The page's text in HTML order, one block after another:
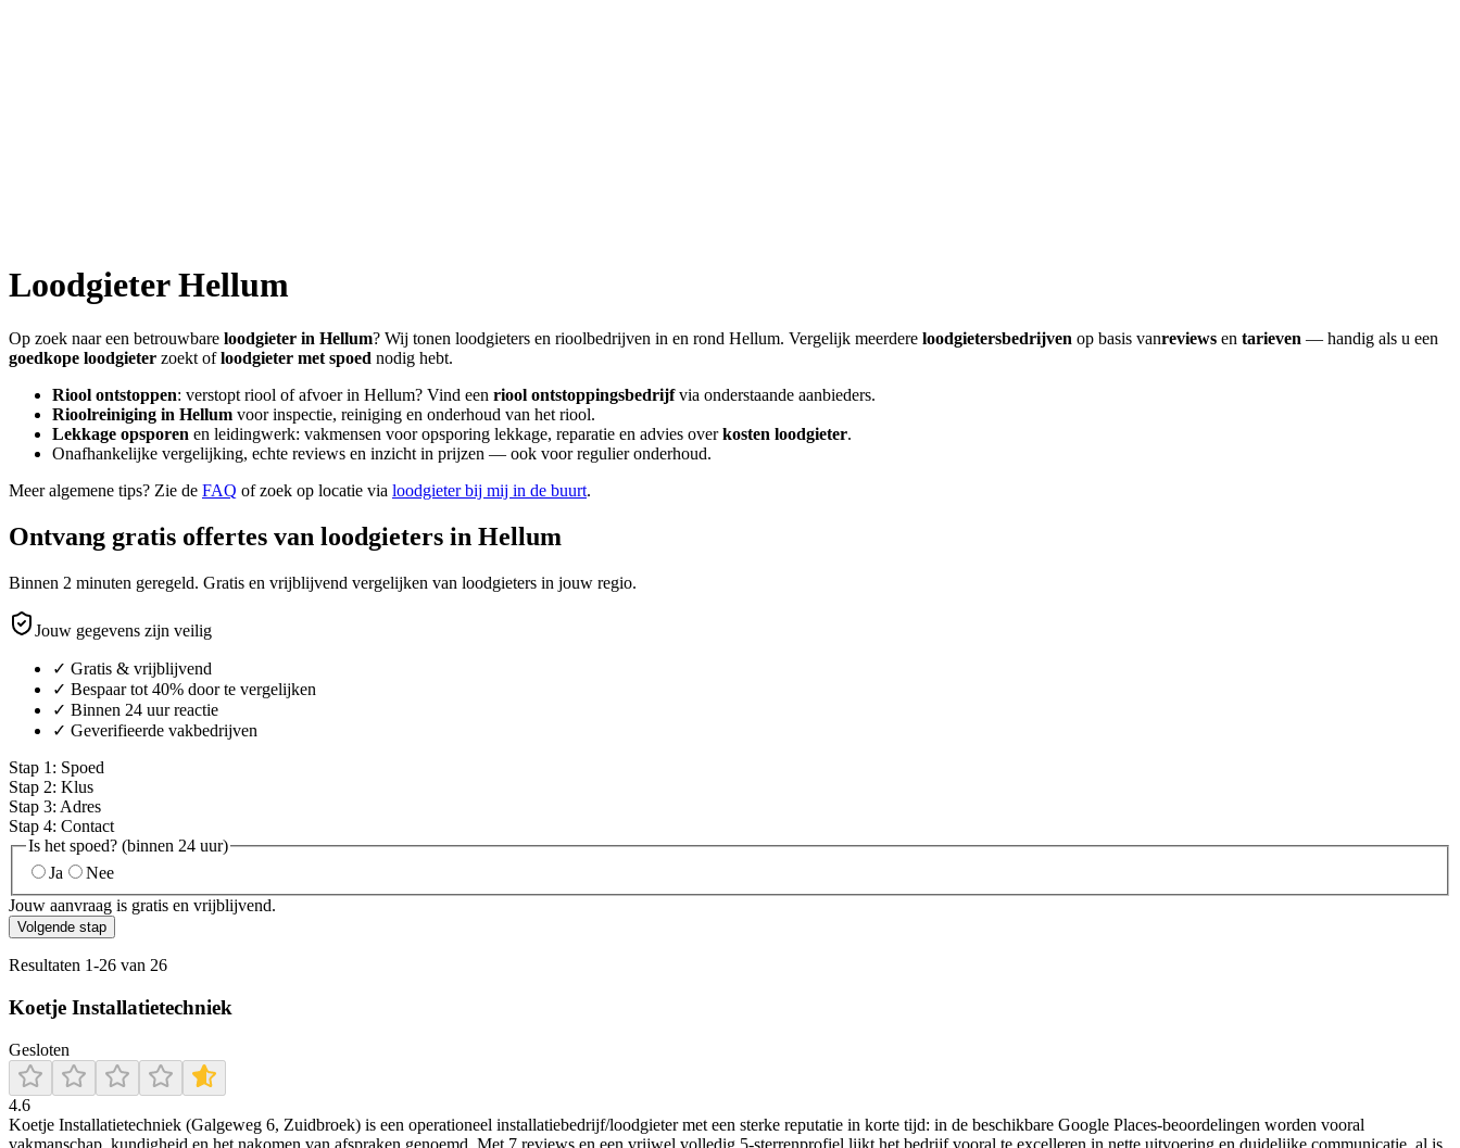
LoodgieterHellum
Op zoek naar een betrouwbare loodgieter in Hellum? Wij tonen loodgieters en rioolbedrijven in en rond Hellum. Vergelijk meerdere loodgietersbedrijven op basis vanreviews en tarieven — handig als u een
goedkope loodgieter zoekt ofloodgieter met spoed nodig hebt.
Riool ontstoppen: verstopt riool of afvoer in Hellum? Vind een riool ontstoppingsbedrijfvia onderstaande aanbieders.
Rioolreiniging in Hellum voor inspectie, reiniging en onderhoud van het riool.
Lekkage opsporen en leidingwerk: vakmensen voor opsporing lekkage, reparatie en advies overkosten loodgieter.
Onafhankelijke vergelijking, echte reviews en inzicht in prijzen — ook voor regulier onderhoud.
Meer algemene tips? Zie de FAQ of zoek op locatie via loodgieter bij mij in de buurt.
Ontvang gratis offertes van loodgieters in Hellum
Binnen 2 minuten geregeld. Gratis en vrijblijvend vergelijken van loodgieters in jouw regio.
Jouw gegevens zijn veilig
✓ Gratis & vrijblijvend
✓ Bespaar tot 40% door te vergelijken
✓ Binnen 24 uur reactie
✓ Geverifieerde vakbedrijven
Stap 1 : Spoed
Stap 2: Klus
Stap 3: Adres
Stap 4: Contact
Is het spoed? (binnen 24 uur)
Ja
Nee
Jouw aanvraag is gratis en vrijblijvend.
Volgende stap
Resultaten 1-26 van 26
Koetje Installatietechniek
Gesloten
4.6
Koetje Installatietechniek (Galgeweg 6, Zuidbroek) is een operationeel installatiebedrijf/loodgieter met een sterke reputatie in korte tijd: in de beschikbare Google Places-beoordelingen worden vooral
vakmanschap, kundigheid en het nakomen van afspraken genoemd. Met 7 reviews en een vrijwel volledig 5-sterrenprofiel lijkt het bedrijf vooral te excelleren in nette uitvoering en duidelijke communicatie, al is